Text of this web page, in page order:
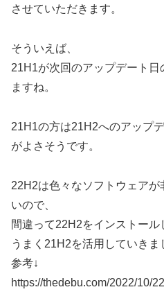
させていただきます。
そういえば、
21H1が次回のアップデート日
ますね。
21H1の方は21H2へのアップ
がよさそうです。
22H2は色々なソフトウェア
いので、
間違って22H2をインストール
うまく21H2を活用していきま
参考↓
https://thedebu.com/2022/10/